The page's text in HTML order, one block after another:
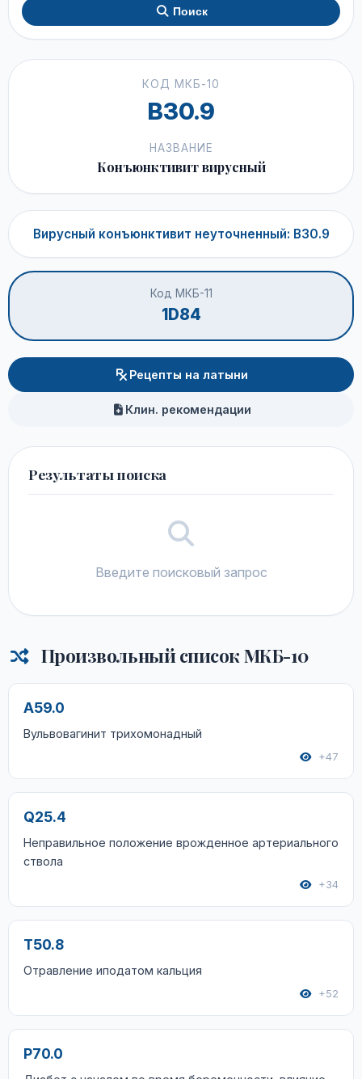
Поиск
КОД МКБ-10
B30.9
НАЗВАНИЕ
Конъюнктивит вирусный
Вирусный конъюнктивит неуточненный: B30.9
Код МКБ-11
1D84
Рецепты на латыни
Клин. рекомендации
Результаты поиска
Введите поисковый запрос
Произвольный список МКБ-10
A59.0
Вульвовагинит трихомонадный
+47
Q25.4
Неправильное положение врожденное артериального
ствола
+34
T50.8
Отравление иподатом кальция
+52
P70.0